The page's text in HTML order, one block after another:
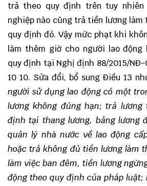
trả theo quy định trên tuy nhiên
nghiệp nào cũng trả tiền lương
quy định đó. Vậy mức phạt khi
làm thêm giờ cho người lao động
quy định tại Nghị định 88/2015/NĐ-
10 10. Sửa đổi, bổ sung Điều 13
người sử dụng lao động có một
lương không đúng hạn; trả
định tại thang lương, bảng lương
quản lý nhà nước về lao động
hoặc trả không đủ tiền lương làm
làm việc ban đêm, tiền lương
động theo quy định của pháp